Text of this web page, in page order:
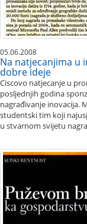
05.06.2008
Na natjecanjima u
dobre ideje
Ciscovo natjecanje u
posljednjih godina
nagrađivanje inovacija.
studentski tim koji
u stvarnom svijetu